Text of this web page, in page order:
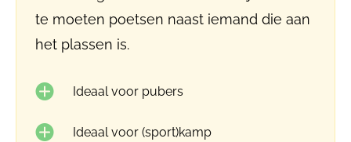
te moeten poetsen naast iemand die aan
het plassen is.
Ideaal voor pubers
Ideaal voor (sport)kamp